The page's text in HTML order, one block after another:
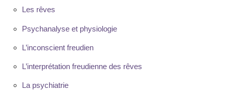
Les rêves
Psychanalyse et physiologie
L’inconscient freudien
L’interprétation freudienne des rêves
La psychiatrie